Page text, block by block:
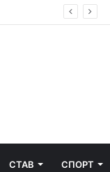
СТАВ СПОРТ